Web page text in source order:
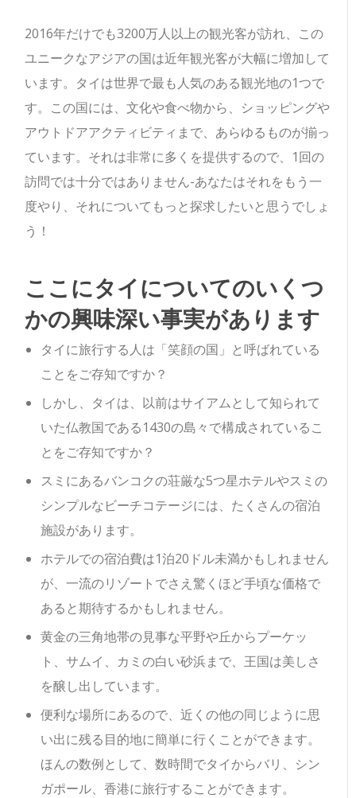
2016年だけでも3200万人以上の観光客が訪れ、この
ユニークなアジアの国は近年観光客が大幅に増加して
います。タイは世界で最も人気のある観光地の1つで
す。この国には、文化や食べ物から、ショッピングや
アウトドアアクティビティまで、あらゆるものが揃っ
ています。それは非常に多くを提供するので、1回の
訪問では十分ではありません-あなたはそれをもう一
度やり、それについてもっと探求したいと思うでしょ
う！
ここにタイについてのいくつ
かの興味深い事実があります
タイに旅行する人は「笑顔の国」と呼ばれている
ことをご存知ですか？
しかし、タイは、以前はサイアムとして知られて
いた仏教国である1430の島々で構成されているこ
とをご存知ですか？
スミにあるバンコクの荘厳な5つ星ホテルやスミの
シンプルなビーチコテージには、たくさんの宿泊
施設があります。
ホテルでの宿泊費は1泊20ドル未満かもしれません
が、一流のリゾートでさえ驚くほど手頃な価格で
あると期待するかもしれません。
黄金の三角地帯の見事な平野や丘からプーケッ
ト、サムイ、カミの白い砂浜まで、王国は美しさ
を醸し出しています。
便利な場所にあるので、近くの他の同じように思
い出に残る目的地に簡単に行くことができます。
ほんの数例として、数時間でタイからバリ、シン
ガポール、香港に旅行することができます。